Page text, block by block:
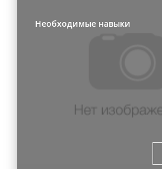
Необходимые навыки